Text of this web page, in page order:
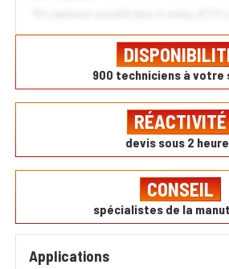
Applications
900 techniciens à votre
RÉACTIVITÉ
devis sous 2
CONSEIL
spécialistes de la